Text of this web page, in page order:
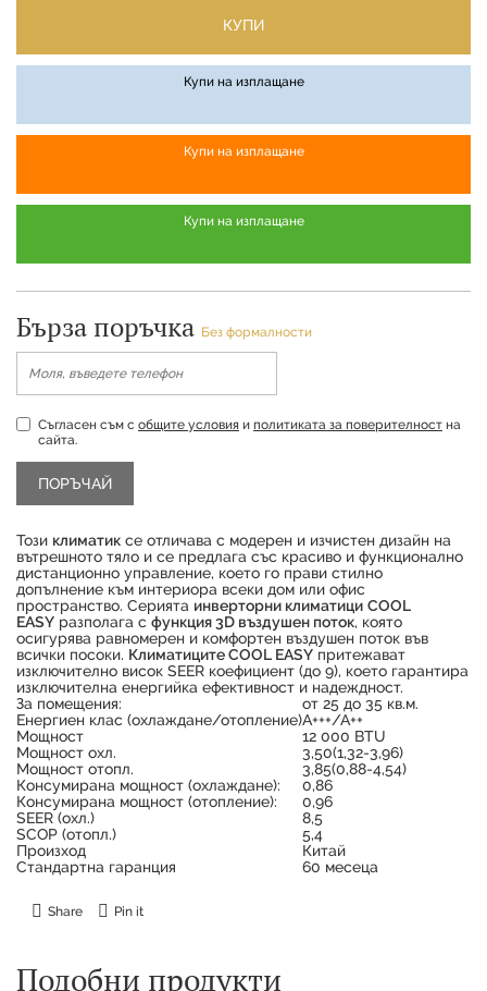
КУПИ
Купи на изплащане
Купи на изплащане
Купи на изплащане
Продуктът е успешно добавен в количката
Бърза поръчка Без формалности
Съгласен съм с общите условия и политиката за поверителност на
сайта.
Този климатик се отличава с модерен и изчистен дизайн на
вътрешното тяло и се предлага със красиво и функционално
дистанционно управление, което го прави стилно
допълнение към интериора всеки дом или офис
пространство. Серията инверторни климатици COOL
EASY разполага с функция 3D въздушен поток, която
осигурява равномерен и комфортен въздушен поток във
всички посоки. Климатиците COOL EASY притежават
изключително висок SEER коефициент (до 9), което гарантира
изключителна енергийка ефективност и надеждност.
За помещения:
от 25 до 35 кв.м.
Енергиен клас (охлаждане/отопление)А+++/А++
Мощност
12 000 BTU
Мощност охл.
3,50(1,32-3,96)
Мощност отопл.
3,85(0,88-4,54)
Консумирана мощност (охлаждане):
0,86
Консумирана мощност (отопление):
0,96
SEER (охл.)
8,5
SCOP (отопл.)
5,4
Произход
Китай
Стандартна гаранция
60 месеца
Share Pin it
Подобни продукти